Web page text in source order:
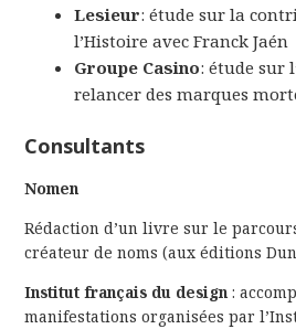
Lesieur: étude sur la
l’Histoire avec Franck Jaén
Groupe Casino: étude sur
relancer des marques
Consultants
Nomen
Rédaction d’un livre sur le
créateur de noms (aux éditions
Institut français du design:
manifestations organisées par